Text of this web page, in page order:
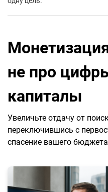
не про
капиталы
Увеличьте отдачу от
переключившись с
спасение вашего